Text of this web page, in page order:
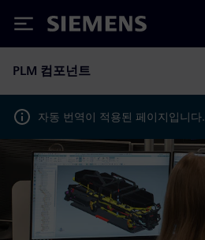
Siemens
PLM 컴포넌트
자동 번역이 적용된 페이지입니다.